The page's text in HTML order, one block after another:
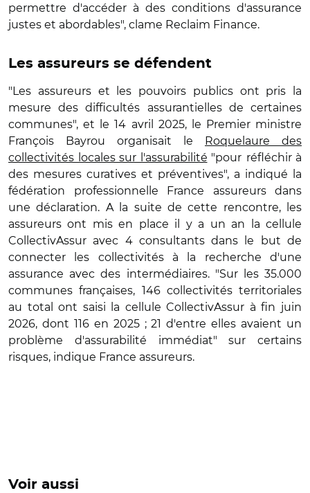
permettre d'accéder à des conditions d'assurance
justes et abordables", clame Reclaim Finance.
Les assureurs se défendent
"Les assureurs et les pouvoirs publics ont pris la
mesure des difficultés assurantielles de certaines
communes", et le 14 avril 2025, le Premier ministre
François Bayrou organisait le Roquelaure des
collectivités locales sur l'assurabilité "pour réfléchir à
des mesures curatives et préventives", a indiqué la
fédération professionnelle France assureurs dans
une déclaration. A la suite de cette rencontre, les
assureurs ont mis en place il y a un an la cellule
CollectivAssur avec 4 consultants dans le but de
connecter les collectivités à la recherche d'une
assurance avec des intermédiaires. "Sur les 35.000
communes françaises, 146 collectivités territoriales
au total ont saisi la cellule CollectivAssur à fin juin
2026, dont 116 en 2025 ; 21 d'entre elles avaient un
problème d'assurabilité immédiat" sur certains
risques, indique France assureurs.
Voir aussi